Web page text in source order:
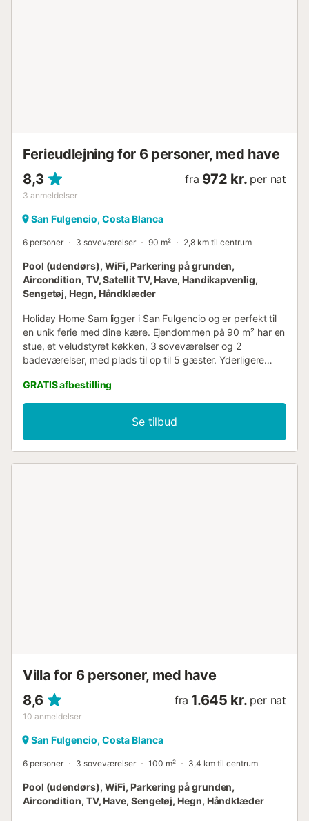
Ferieudlejning for 6 personer, med have
8,3
3 anmeldelser
fra 972 kr. per nat
San Fulgencio, Costa Blanca
6 personer 3 soveværelser 90 m² 2,8 km til centrum
Pool (udendørs), WiFi, Parkering på grunden,
Aircondition, TV, Satellit TV, Have, Handikapvenlig,
Sengetøj, Hegn, Håndklæder
Holiday Home Sam ligger i San Fulgencio og er perfekt til
en unik ferie med dine kære. Ejendommen på 90 m² har en
stue, et veludstyret køkken, 3 soveværelser og 2
badeværelser, med plads til op til 5 gæster. Yderligere
vaskemaskine. Nyd den private udendørs pool (åben fra 1.
juni til 30. november), have og åben terrasse. Gæster har
også adgang til et fælles udendørsområde med
overdækket terrasse. Ejendommen ligger i førsteklasses
beliggenhed, omgivet af supermarkeder, restauranter og
GRATIS afbestilling
Se tilbud
Villa for 6 personer, med have
8,6
10 anmeldelser
fra 1.645 kr. per nat
San Fulgencio, Costa Blanca
6 personer 3 soveværelser 100 m² 3,4 km til centrum
Pool (udendørs), WiFi, Parkering på grunden,
Aircondition, TV, Have, Sengetøj, Hegn, Håndklæder